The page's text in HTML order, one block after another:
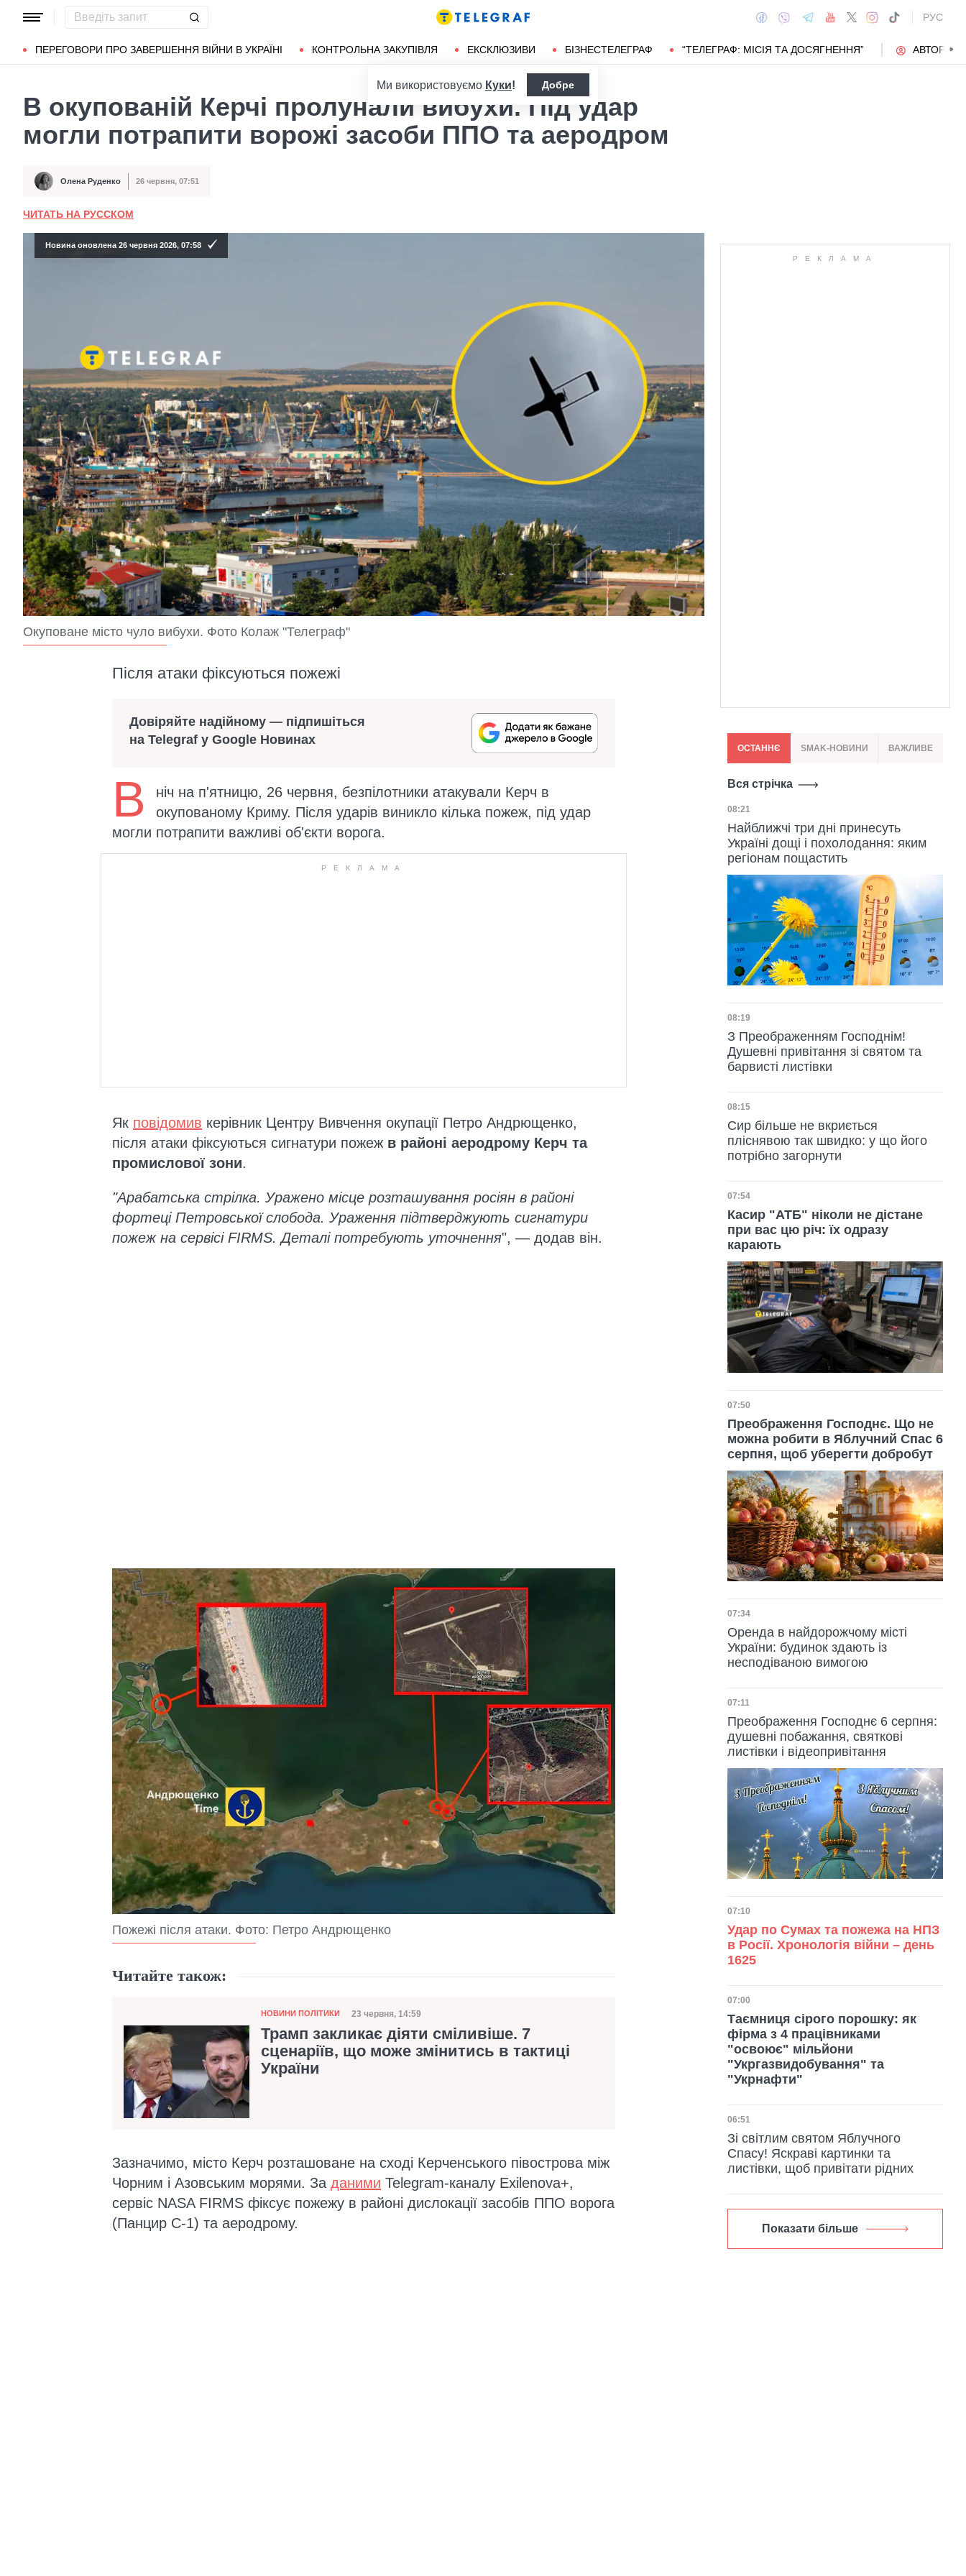
РУС
ПЕРЕГОВОРИ ПРО ЗАВЕРШЕННЯ ВІЙНИ В УКРАЇНІ КОНТРОЛЬНА ЗАКУПІВЛЯ ЕКСКЛЮЗИВИ БІЗНЕСТЕЛЕГРАФ “ТЕЛЕГРАФ: МІСІЯ ТА ДОСЯГНЕННЯ” АВТОРИ
Популярні запити Маріуполь Донбас
Ми використовуємо Куки! Добре
В окупованій Керчі пролунали вибухи. Під удар
могли потрапити ворожі засоби ППО та аеродром
Автор Олена Руденко
Дата публікації 26 червня, 07:51
ЧИТАТЬ НА РУССКОМ
Новина оновлена 26 червня 2026, 07:58
Окуповане місто чуло вибухи. Фото Колаж "Телеграф"
Після атаки фіксуються пожежі
Довіряйте надійному — підпишіться
на Telegraf у Google Новинах
В
ніч на п'ятницю, 26 червня, безпілотники атакували Керч в
окупованому Криму. Після ударів виникло кілька пожеж, під удар
могли потрапити важливі об'єкти ворога.
Як повідомив керівник Центру Вивчення окупації Петро Андрющенко,
після атаки фіксуються сигнатури пожеж в районі аеродрому Керч та
промислової зони.
"Арабатська стрілка. Уражено місце розташування росіян в районі
фортеці Петровської слобода. Ураження підтверджують сигнатури
пожеж на сервісі FIRMS. Деталі потребують уточнення", — додав він.
Пожежі після атаки. Фото: Петро Андрющенко
Читайте також:
Категорія
НОВИНИ ПОЛІТИКИ Дата публікації
23 червня, 14:59
Трамп закликає діяти сміливіше. 7
сценаріїв, що може змінитись в тактиці
України
Зазначимо, місто Керч розташоване на сході Керченського півострова між
Чорним і Азовським морями. За даними Telegram-каналу Exilenova+,
сервіс NASA FIRMS фіксує пожежу в районі дислокації засобів ППО ворога
(Панцир С-1) та аеродрому.
ОСТАННЄ SMAK-НОВИНИ ВАЖЛИВЕ
Вся стрічка
Дата публікації
08:21
Найближчі три дні принесуть
Україні дощі і похолодання: яким
регіонам пощастить
Дата публікації
08:19
З Преображенням Господнім!
Душевні привітання зі святом та
барвисті листівки
Дата публікації
08:15
Сир більше не вкриється
пліснявою так швидко: у що його
потрібно загорнути
Дата публікації
07:54
Касир "АТБ" ніколи не дістане
при вас цю річ: їх одразу
карають
Дата публікації
07:50
Преображення Господнє. Що не
можна робити в Яблучний Спас 6
серпня, щоб уберегти добробут
Дата публікації
07:34
Оренда в найдорожчому місті
України: будинок здають із
несподіваною вимогою
Дата публікації
07:11
Преображення Господнє 6 серпня:
душевні побажання, святкові
листівки і відеопривітання
Дата публікації
07:10
Удар по Сумах та пожежа на НПЗ
в Росії. Хронологія війни – день
1625
Дата публікації
07:00
Таємниця сірого порошку: як
фірма з 4 працівниками
"освоює" мільйони
"Укргазвидобування" та
"Укрнафти"
Дата публікації
06:51
Зі світлим святом Яблучного
Спасу! Яскраві картинки та
листівки, щоб привітати рідних
Показати більше